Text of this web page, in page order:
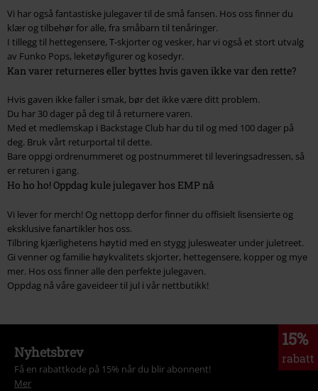
Vi har også fantastiske julegaver til de små fansen. Hos oss finner du
klær og tilbehør for alle, fra småbarn til tenåringer.
I tillegg til hettegensere, T-skjorter og vesker, har vi også et stort utvalg
av Funko Pops, leketøyfigurer og kosedyr.
Kan varer returneres eller byttes hvis gaven ikke var den rette?
Hvis gaven ikke faller i smak, bør det ikke være ditt problem.
Du har 30 dager på deg til å returnere varen.
Med et medlemskap i Backstage Club har du til og med 100 dager på
deg. Bruk vårt returportal til dette.
Bare oppgi ordrenummeret og postnummeret til leveringsadressen, så
er returen i gang.
Ho ho ho! Oppdag kule julegaver hos EMP nå
Vi lever for merch! Og nettopp derfor finner du offisielt lisensierte og
eksklusive fanartikler hos oss.
Tilbring kjærlighetens høytid med en stygg julesweater under juletreet.
Gi venner og familie høykvalitets skjorter, hettegensere, kopper og mye
mer. Hos oss finner alle den perfekte julegaven.
Oppdag nå våre gaveideer til jul i vår nettbutikk!
15%
rabatt
Nyhetsbrev
Få en rabattkode på 15% når du blir abonnent!
Mer